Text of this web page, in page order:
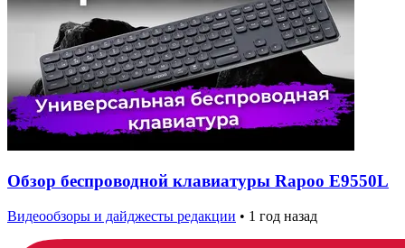
Обзор беспроводной клавиатуры Rapoo E9550L
Видеообзоры и дайджесты редакции • 1 год назад